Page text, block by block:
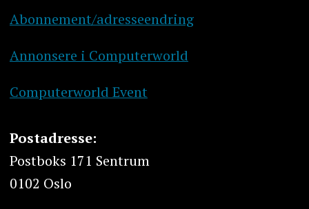
Abonnement/adresseendring
Annonsere i Computerworld
Computerworld Event
Postadresse:
Postboks 171 Sentrum
0102 Oslo